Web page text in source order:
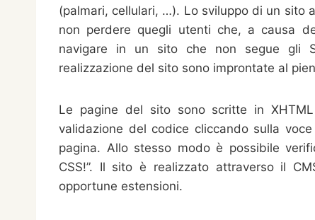
(palmari, cellulari, …). Lo sviluppo di un sito
non perdere quegli utenti che, a causa
navigare in un sito che non segue gli
realizzazione del sito sono improntate al
Le pagine del sito sono scritte in
validazione del codice cliccando sulla
pagina. Allo stesso modo è possibile
CSS!”. Il sito è realizzato attraverso il
opportune estensioni.